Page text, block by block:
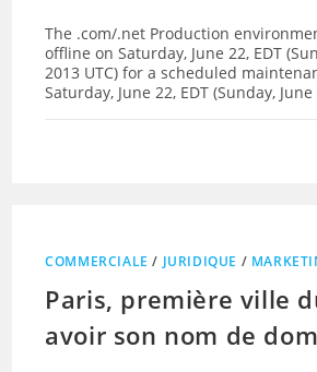
The .com/.net Production
offline on Saturday, June 22, EDT
2013 UTC) for a scheduled
Saturday, June 22, EDT (Sunday,
COMMERCIALE / JURIDIQUE /
Paris, première ville
avoir son nom de